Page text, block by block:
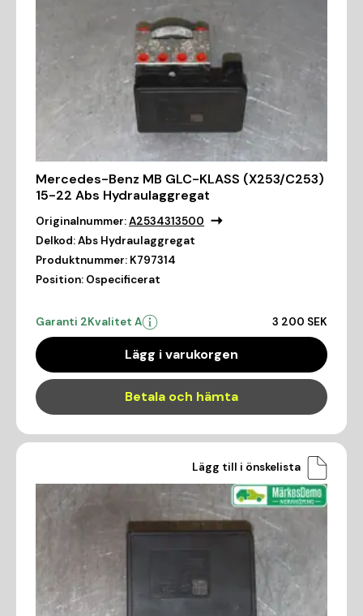
Mercedes-Benz MB GLC-KLASS (X253/C253)
15-22 Abs Hydraulaggregat
Originalnummer:A2534313500
Delkod:Abs Hydraulaggregat
Produktnummer: K797314
Position: Ospecificerat
Garanti 2Kvalitet A 3 200 SEK
Lägg i varukorgen
Betala och hämta
Lägg till i önskelista